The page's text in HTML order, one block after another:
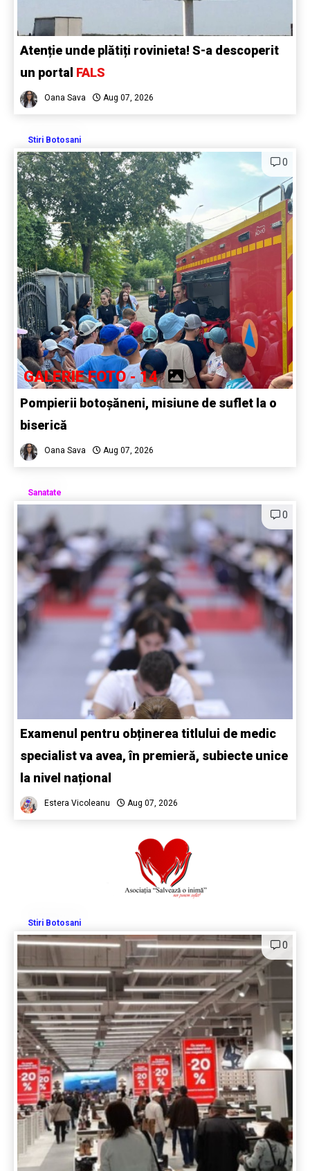
Atenție unde plătiți rovinieta! S-a descoperit
un portal FALS
Oana Sava Aug 07, 2026
Stiri Botosani
0
GALERIE FOTO - 14
Pompierii botoșăneni, misiune de suflet la o
biserică
Oana Sava Aug 07, 2026
Sanatate
0
Examenul pentru obținerea titlului de medic
specialist va avea, în premieră, subiecte unice
la nivel național
Estera Vicoleanu Aug 07, 2026
Stiri Botosani
0